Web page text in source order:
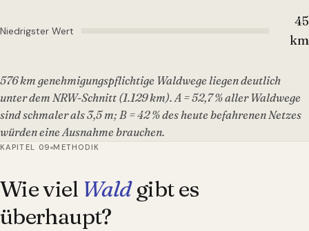
Niedrigster Wert
45
km
576 km genehmigungspflichtige Waldwege liegen deutlich
unter dem NRW-Schnitt (1.129 km). A = 52,7 % aller Waldwege
sind schmaler als 3,5 m; B = 42 % des heute befahrenen Netzes
würden eine Ausnahme brauchen.
KAPITEL 09 METHODIK
Wie viel Waldgibt es
überhaupt?